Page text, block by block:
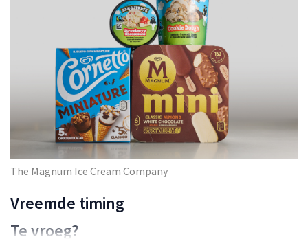
The Magnum Ice Cream Company
Vreemde timing
Te vroeg?